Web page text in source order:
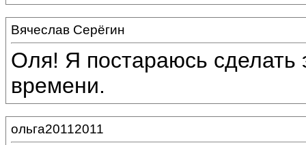
Вячеслав Серёгин
Оля! Я постараюсь сделать
времени.
ольга20112011